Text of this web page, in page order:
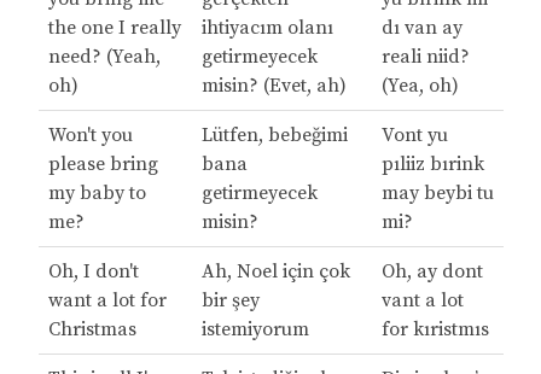
the one I really
need? (Yeah,
oh)
ihtiyacım olanı
getirmeyecek
misin? (Evet, ah)
dı van ay
reali niid?
(Yea, oh)
Won't you
please bring
my baby to
me?
Lütfen, bebeğimi
bana
getirmeyecek
misin?
Vont yu
pıliiz bırink
may beybi tu
mi?
Oh, I don't
want a lot for
Christmas
Ah, Noel için çok
bir şey
istemiyorum
Oh, ay dont
vant a lot
for kıristmıs